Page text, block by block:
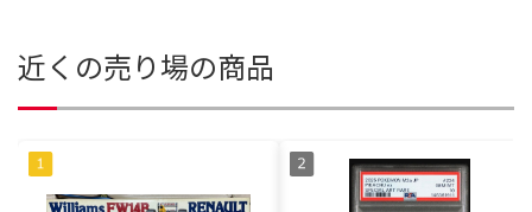
近くの売り場の商品